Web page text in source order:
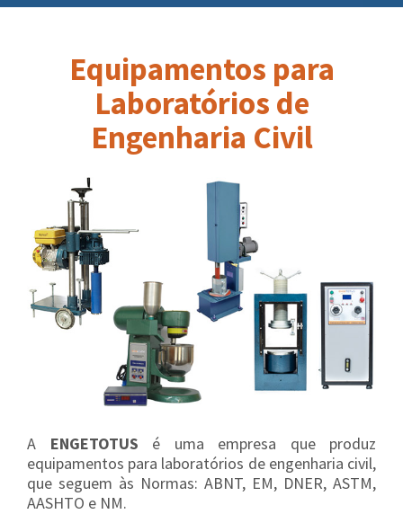
Equipamentos para
Laboratórios de
Engenharia Civil
A ENGETOTUS é uma empresa que produz
equipamentos para laboratórios de engenharia civil,
que seguem às Normas: ABNT, EM, DNER, ASTM,
AASHTO e NM.